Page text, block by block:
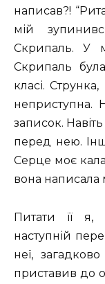
написав?!
мій
Скрипаль. У
Скрипаль
класі.
неприступна.
записок.
перед нею.
Серце моє
вона написала
Питати її я,
наступній
неї,
приставив до